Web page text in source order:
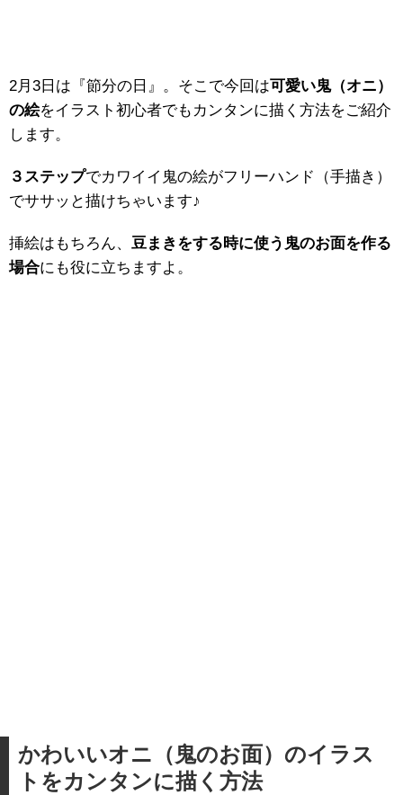
2月3日は『節分の日』。そこで今回は可愛い鬼（オニ）
の絵をイラスト初心者でもカンタンに描く方法をご紹介
します。
３ステップでカワイイ鬼の絵がフリーハンド（手描き）
でササッと描けちゃいます♪
挿絵はもちろん、 豆まきをする時に使う鬼のお面を作る
場合にも役に立ちますよ。
かわいいオニ（鬼のお面）のイラス
トをカンタンに描く方法